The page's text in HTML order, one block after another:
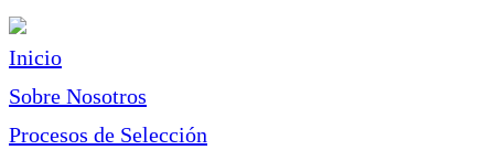
Inicio
Sobre Nosotros
Procesos de Selección